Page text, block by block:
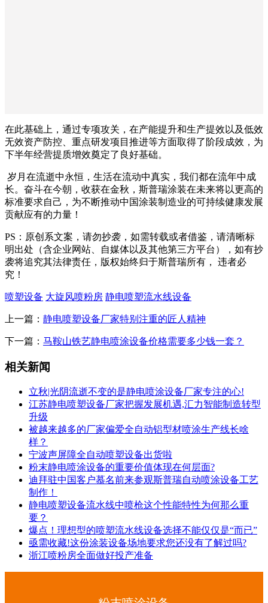
在此基础上，通过专项攻关，在产能提升和生产提效以及低效
无效资产防控、重点研发项目推进等方面取得了阶段成效，为
下半年经营提质增效奠定了良好基础。
岁月在流逝中永恒，生活在流动中真实，我们都在流年中成
长。奋斗在今朝，收获在金秋，斯普瑞涂装在未来将以更高的
标准要求自己，为不断推动中国涂装制造业的可持续健康发展
贡献应有的力量！
PS：原创系文案，请勿抄袭，如需转载或者借鉴，请清晰标
明出处（含企业网站、自媒体以及其他第三方平台），如有抄
袭将追究其法律责任，版权始终归于斯普瑞所有， 违者必
究！
喷塑设备 大旋风喷粉房 静电喷塑流水线设备
上一篇： 静电喷塑设备厂家特别注重的匠人精神
下一篇： 马鞍山铁艺静电喷涂设备价格需要多少钱一套？
相关新闻
立秋|光阴流逝不变的是静电喷涂设备厂家专注的心!
江苏静电喷塑设备厂家把握发展机遇,汇力智能制造转型
升级
被越来越多的厂家偏爱全自动铝型材喷涂生产线长啥
样？
宁波声屏障全自动喷塑设备出货啦
粉末静电喷涂设备的重要价值体现在何层面?
迪拜驻中国客户慕名前来参观斯普瑞自动喷涂设备工艺
制作！
静电喷塑设备流水线中喷枪这个性能特性为何那么重
要？
爆点！理想型的喷塑流水线设备选择不能仅仅是“而已”
亟需收藏!这份涂装设备场地要求您还没有了解过吗?
浙江喷粉房全面做好投产准备